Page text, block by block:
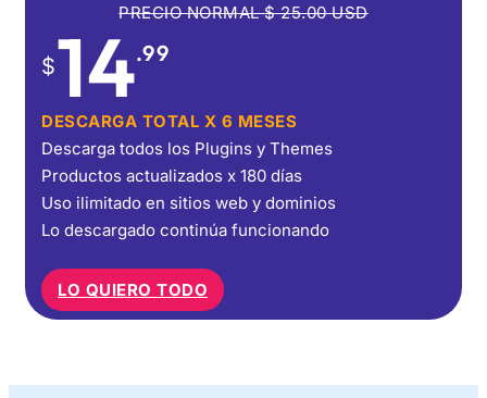
PRECIO NORMAL$25.00USD
$14.99
DESCARGA TOTAL X 6 MESES
Descarga todos los Plugins y Themes
Productos actualizados x 180 días
Uso ilimitado en sitios web y dominios
Lo descargado continúa funcionando
LO QUIERO TODO